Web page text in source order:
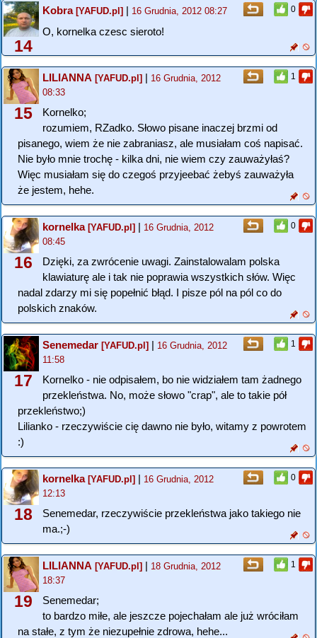
0
14
Kobra[YAFUD.pl] | 16 Grudnia, 2012 08:27
O, kornelka czesc sieroto!
1
15
LILIANNA [YAFUD.pl] | 16 Grudnia, 2012
08:33
Kornelko;
rozumiem, RZadko. Słowo pisane inaczej brzmi od
pisanego, wiem że nie zabraniasz, ale musiałam coś napisać.
Nie było mnie trochę - kilka dni, nie wiem czy zauważyłaś?
Więc musiałam się do czegoś przyjeebać żebyś zauważyła
że jestem, hehe.
0
16
kornelka[YAFUD.pl] | 16 Grudnia, 2012
08:45
Dzięki, za zwrócenie uwagi. Zainstalowalam polska
klawiaturę ale i tak nie poprawia wszystkich słów. Więc
nadal zdarzy mi się popełnić błąd. I pisze pól na pól co do
polskich znaków.
1
17
Senemedar [YAFUD.pl] | 16 Grudnia, 2012
11:58
Kornelko - nie odpisałem, bo nie widziałem tam żadnego
przekleństwa. No, może słowo "crap", ale to takie pół
przekleństwo;)
Lilianko - rzeczywiście cię dawno nie było, witamy z powrotem
:)
0
18
kornelka[YAFUD.pl] | 16 Grudnia, 2012
12:13
Senemedar, rzeczywiście przekleństwa jako takiego nie
ma.;-)
1
19
LILIANNA [YAFUD.pl] | 18 Grudnia, 2012
18:37
Senemedar;
to bardzo miłe, ale jeszcze pojechałam ale już wróciłam
na stałe, z tym że niezupełnie zdrowa, hehe...